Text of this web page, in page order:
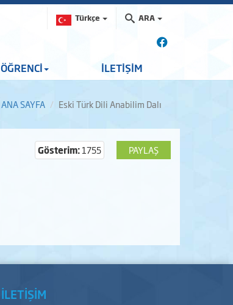
Türkçe ARA
ÖĞRENCİ İLETİŞİM
ANA SAYFA Eski Türk Dili Anabilim Dalı
PAYLAŞ
Gösterim:1755
İLETİŞİM